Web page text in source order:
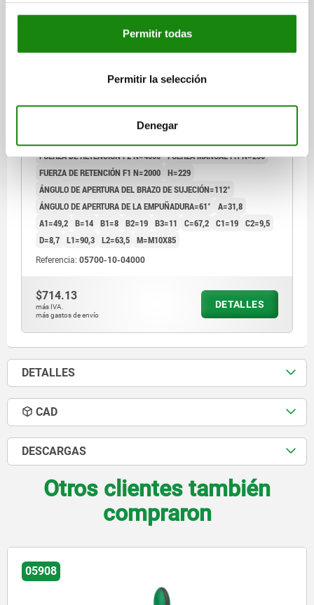
Permitir todas
Permitir la selección
Denegar
F2=4000, HUSILLO DE PRESIÓN AJUSTA M10X85,
FUERZA DE SUJECIÓN F3 N=1400
FUERZA DE RETENCIÓN F2 N=4000 FUERZA MANUAL FH N=250
FUERZA DE RETENCIÓN F1 N=2000 H=229
ÁNGULO DE APERTURA DEL BRAZO DE SUJECIÓN=112°
ÁNGULO DE APERTURA DE LA EMPUÑADURA=61°
A=31,8
A1=49,2 B=14 B1=8 B2=19 B3=11 C=67,2 C1=19 C2=9,5
D=8,7 L1=90,3 L2=63,5 M=M10X85
Referencia: 05700-10-04000
$714.13
más IVA.
más gastos de envío
DETALLES
DETALLES
CAD
DESCARGAS
Otros clientes también
compraron
05908